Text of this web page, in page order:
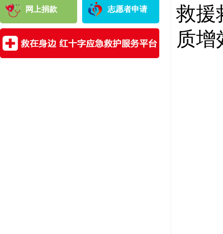
网上捐款 志愿者申请
救援
质增